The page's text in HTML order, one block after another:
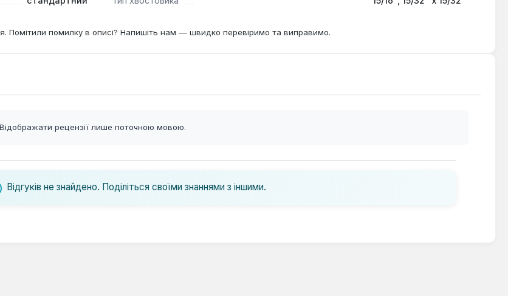
Помітили помилку в описі? Напишіть нам — швидко перевіримо та виправимо.
Відображати рецензії лише поточною мовою.
Відгуків не знайдено. Поділіться своїми знаннями з іншими.